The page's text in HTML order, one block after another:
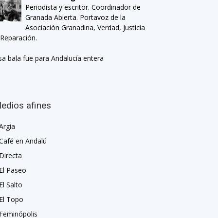
Periodista y escritor. Coordinador de
Granada Abierta. Portavoz de la
Asociación Granadina, Verdad, Justicia
bala fue para Andalucía entera
afines
en Andalú
Directa
El Paseo
El Salto
El Topo
Feminópolis